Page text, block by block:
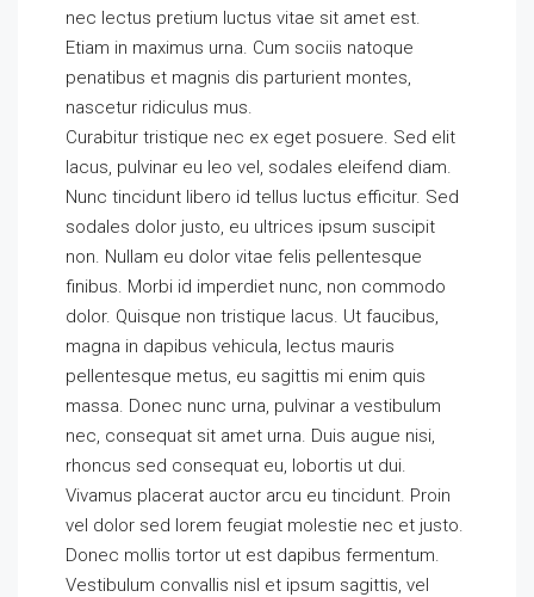
nec lectus pretium luctus vitae sit amet est.
Etiam in maximus urna. Cum sociis natoque
penatibus et magnis dis parturient montes,
nascetur ridiculus mus.
Curabitur tristique nec ex eget posuere. Sed elit
lacus, pulvinar eu leo vel, sodales eleifend diam.
Nunc tincidunt libero id tellus luctus efficitur. Sed
sodales dolor justo, eu ultrices ipsum suscipit
non. Nullam eu dolor vitae felis pellentesque
finibus. Morbi id imperdiet nunc, non commodo
dolor. Quisque non tristique lacus. Ut faucibus,
magna in dapibus vehicula, lectus mauris
pellentesque metus, eu sagittis mi enim quis
massa. Donec nunc urna, pulvinar a vestibulum
nec, consequat sit amet urna. Duis augue nisi,
rhoncus sed consequat eu, lobortis ut dui.
Vivamus placerat auctor arcu eu tincidunt. Proin
vel dolor sed lorem feugiat molestie nec et justo.
Donec mollis tortor ut est dapibus fermentum.
Vestibulum convallis nisl et ipsum sagittis, vel